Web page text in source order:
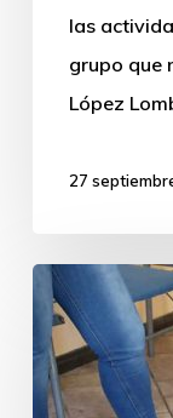
las
grupo que
López
27
Semana
del
Corazón